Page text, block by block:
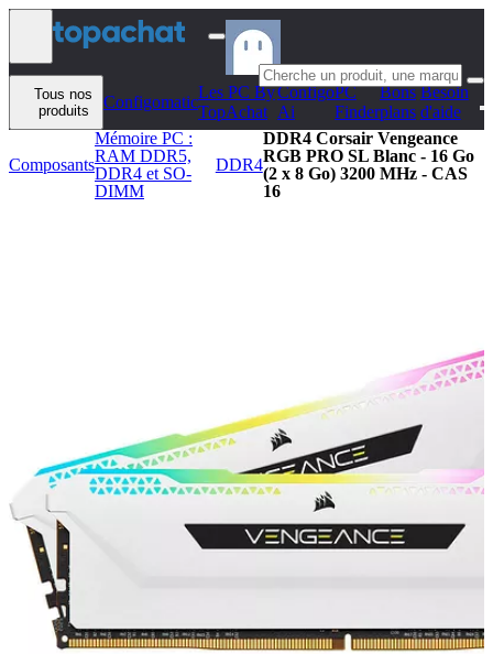
Aller au contenu
Tous nos
produits
Configomatic
Les PC By
TopAchat
Configo
Ai
PC
Finder
Bons
plans
Besoin
d'aide
Composants
Mémoire PC :
RAM DDR5,
DDR4 et SO-
DIMM
DDR4
DDR4 Corsair Vengeance
RGB PRO SL Blanc - 16 Go
(2 x 8 Go) 3200 MHz - CAS
16